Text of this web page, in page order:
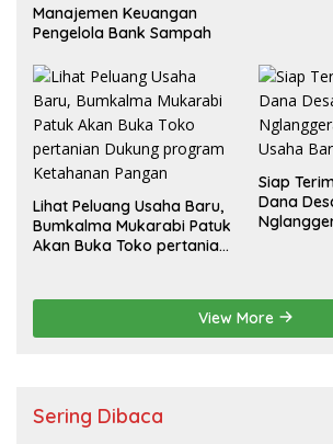
Manajemen Keuangan
Pengelola Bank Sampah
Lihat Peluang Usaha Baru,
Bumkalma Mukarabi Patuk
Akan Buka Toko pertanian
Siap
Dana
View More
Sering Dibaca